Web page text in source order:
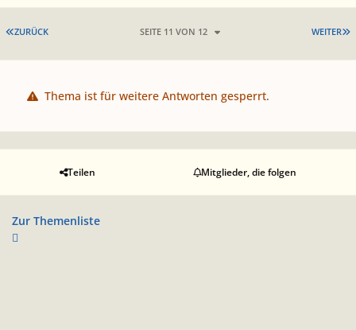
ERSTE SEITE
ZURÜCK WEITER
SEITE 11 VON 12
Thema ist für weitere Antworten gesperrt.
Teilen Mitglieder, die folgen
Zur Themenliste